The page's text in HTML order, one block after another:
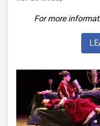
For more